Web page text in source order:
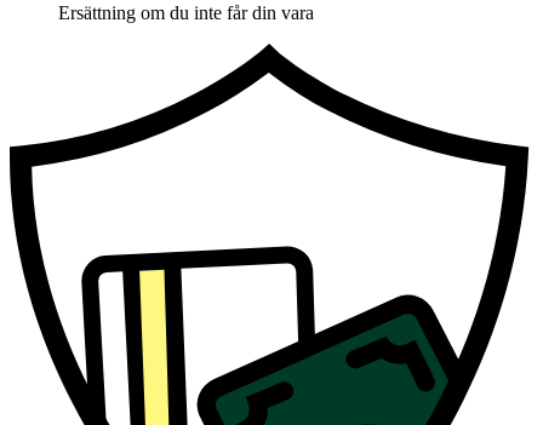
Ersättning om du inte får din vara